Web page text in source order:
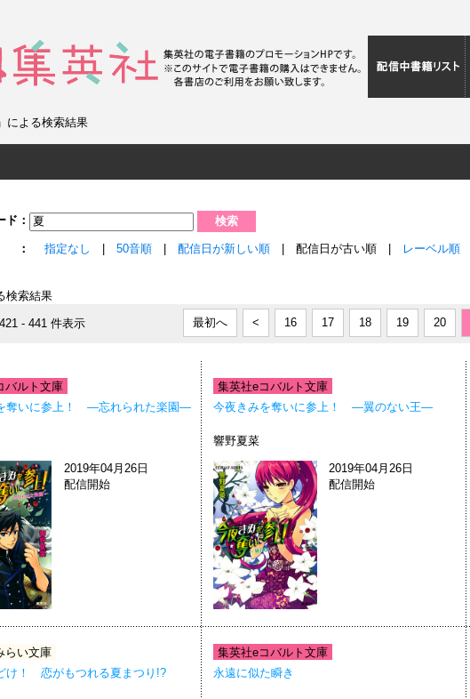
による検索結果
ド：
： 指定なし 50音順 配信日が新しい順 | 配信日が古い順 | レーベル順
検索結果
- 441 件表示 最初へ < 16 17 18 19 20
バルト文庫
奪いに参上！ ―忘れられた楽園―
2019年04月26日
配信開始
集英社eコバルト文庫
今夜きみを奪いに参上！ ―翼のない王―
響野夏菜
2019年04月26日
配信開始
らい文庫
け！ 恋がもつれる夏まつり!?
集英社eコバルト文庫
永遠に似た瞬き